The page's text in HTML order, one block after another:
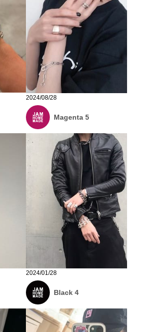
2024/08/28
Magenta 5
2024/01/28
Black 4